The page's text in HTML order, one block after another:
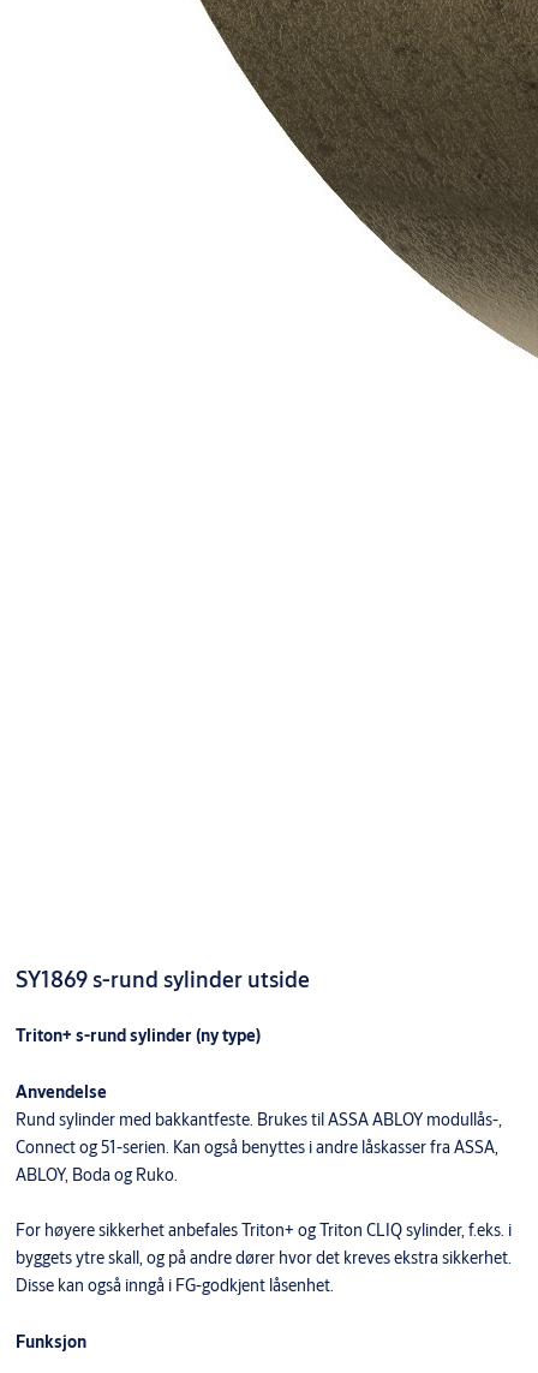
SY1869 s-rund sylinder utside
Triton+ s-rund sylinder (ny type)
Anvendelse
Rund sylinder med bakkantfeste. Brukes til ASSA ABLOY modullås-,
Connect og 51-serien. Kan også benyttes i andre låskasser fra ASSA,
ABLOY, Boda og Ruko.
For høyere sikkerhet anbefales Triton+ og Triton CLIQ sylinder, f.eks. i
byggets ytre skall, og på andre dører hvor det kreves ekstra sikkerhet.
Disse kan også inngå i FG-godkjent låsenhet.
Funksjon